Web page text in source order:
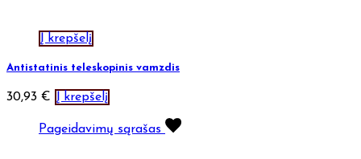
Į krepšelį
Antistatinis teleskopinis vamzdis
30,93 € Į krepšelį
Pageidavimų sąrašas